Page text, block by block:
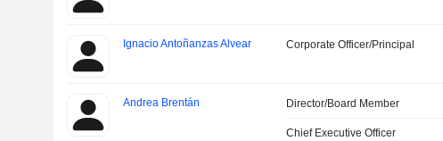
Ignacio Antoñanzas Alvear Corporate Officer/Principal
Andrea Brentán Director/Board Member
Chief Executive Officer